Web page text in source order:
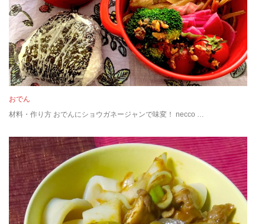
おでん
材料・作り方 おでんにショウガネージャンで味変！ necco …